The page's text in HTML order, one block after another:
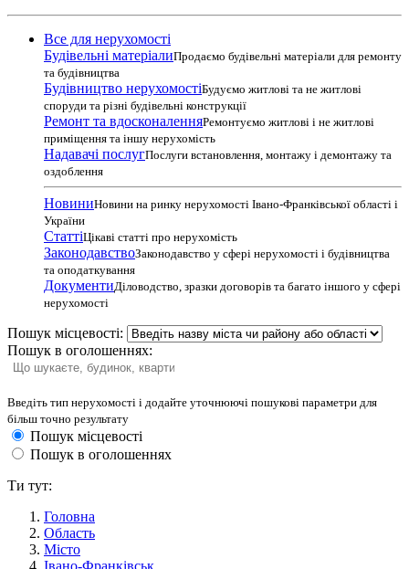
Все для нерухомості
Будівельні матеріалиПродаємо будівельні матеріали для ремонту
та будівництва
Будівництво нерухомостіБудуємо житлові та не житлові
споруди та різні будівельні конструкції
Ремонт та вдосконаленняРемонтуємо житлові і не житлові
приміщення та іншу нерухомість
Надавачі послугПослуги встановлення, монтажу і демонтажу та
оздоблення
НовиниНовини на ринку нерухомості Івано-Франківської області і
України
СтаттіЦікаві статті про нерухомість
ЗаконодавствоЗаконодавство у сфері нерухомості і будівництва
та оподаткування
ДокументиДіловодство, зразки договорів та багато іншого у сфері
нерухомості
Пошук місцевості:
Пошук в оголошеннях:
Введіть тип нерухомості і додайте уточнюючі пошукові параметри для
більш точно результату
Пошук місцевості
Пошук в оголошеннях
Ти тут:
Головна
Область
Місто
Івано-Франківськ